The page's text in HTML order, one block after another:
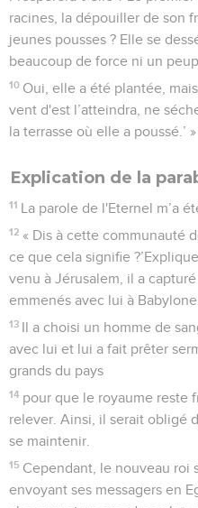
racines, la dépouiller de son
jeunes pousses ? Elle se
beaucoup de force ni un
10 Oui, elle a été plantée,
vent d'est l’atteindra, ne
la terrasse où elle a poussé.’ »
Explication de la
11 La parole de l'Eternel m’a
12 « Dis à cette communauté
ce que cela signifie
venu à Jérusalem, il a
emmenés avec lui à Babylone.
13 Il a choisi un homme de
avec lui et lui a fait prêter
grands du pays
14 pour que le royaume reste
relever. Ainsi, il serait obligé
se maintenir.
15 Cependant, le nouveau roi
envoyant ses messagers en